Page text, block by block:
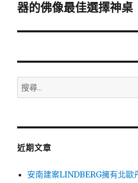
一
文
器的佛像最佳選擇神桌
搜
尋
鍵
近期文章
安南建案LINDBERG擁有北歐